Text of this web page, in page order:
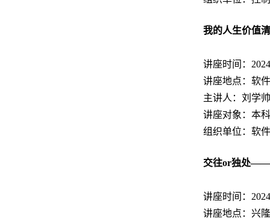
我的人生价值
讲座时间：
讲座地点：软
主讲人：刘学帅
讲座对象：本
组织单位：软
交往or独处——
讲座时间：
讲座地点：兴